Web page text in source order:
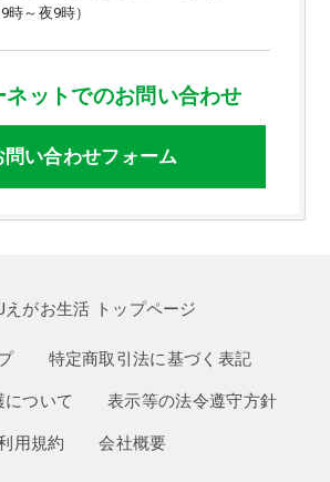
～夜9時）
ネットでのお問い合わせ
問い合わせフォーム
がお生活 トップページ
特定商取引法に基づく表記
ついて 表示等の法令遵守方針
用規約 会社概要